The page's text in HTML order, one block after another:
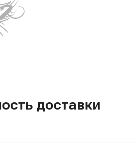
доставки